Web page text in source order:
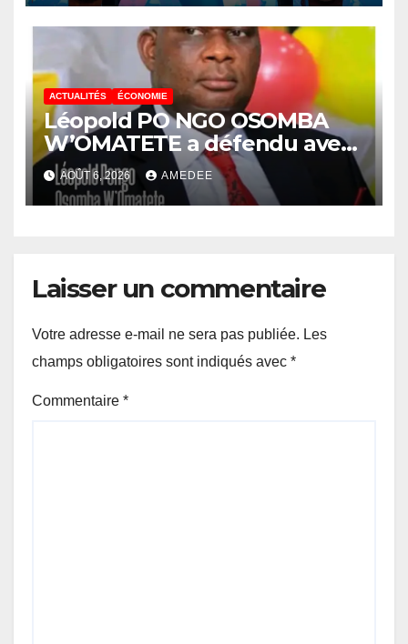
la corruption »
ACTUALITÉS ÉCONOMIE
Léopold PO NGO OSOMBA
W’OMATETE a défendu avec
brio sa thèse intitulée «
Analyse de la pauvreté et de
l’accessibilité des ménages
de Kinshasa », devant le jury
conduit par le Prof. Mabi
Mulumba
AOÛT 6, 2026 AMEDEE
Laisser un commentaire
Votre adresse e-mail ne sera pas publiée. Les
champs obligatoires sont indiqués avec *
Commentaire *